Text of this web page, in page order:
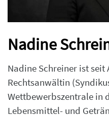
Nadine
Nadine Schreiner ist seit
Rechtsanwältin
Wettbewerbszentrale in
Lebensmittel- und